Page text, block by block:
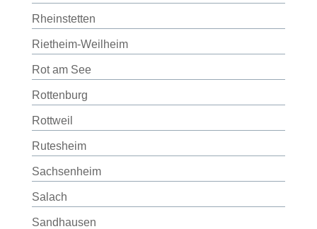
Rheinstetten
Rietheim-Weilheim
Rot am See
Rottenburg
Rottweil
Rutesheim
Sachsenheim
Salach
Sandhausen